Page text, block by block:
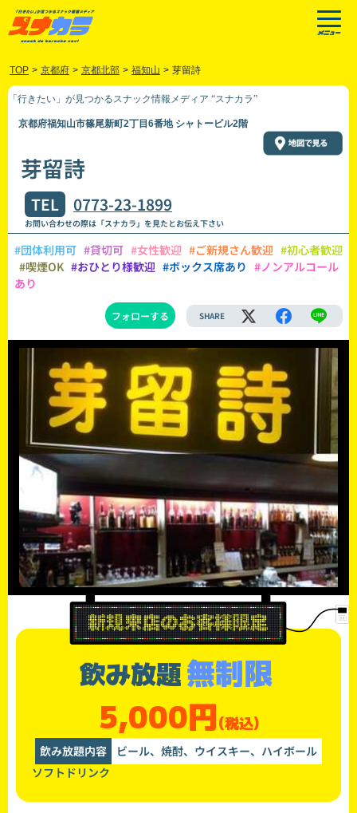
TOP > 京都府 > 京都北部 > 福知山 > 芽留詩
「行きたい」が見つかるスナック情報メディア “スナカラ”
京都府福知山市篠尾新町2丁目6番地 シャトービル2階
芽留詩
TEL 0773-23-1899
お問い合わせの際は「スナカラ」を見たとお伝え下さい
#団体利用可 #貸切可 #女性歓迎 #ご新規さん歓迎 #初心者歓迎
#喫煙OK #おひとり様歓迎 #ボックス席あり #ノンアルコール
あり
フォローする SHARE
飲み放題無制限
5,000円(税込)
飲み放題内容
ビール、焼酎、ウイスキー、ハイボール
ソフトドリンク